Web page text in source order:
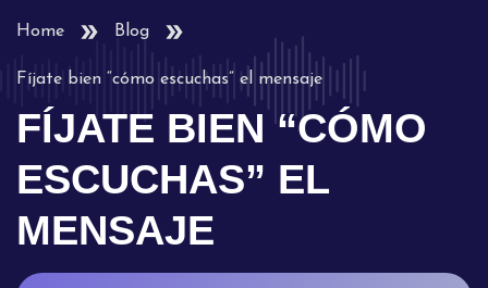
Home Blog
Fíjate bien “cómo escuchas” el mensaje
FÍJATE BIEN “CÓMO
ESCUCHAS” EL
MENSAJE